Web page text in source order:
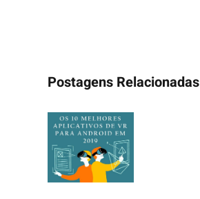
Postagens Relacionadas